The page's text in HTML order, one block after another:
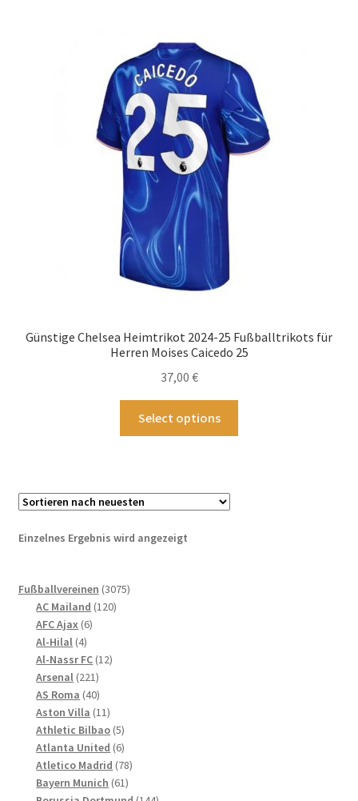
Günstige Chelsea Heimtrikot 2024-25 Fußballtrikots für
Herren Moises Caicedo 25
37,00 €
Select options
Einzelnes Ergebnis wird angezeigt
Fußballvereinen 30753075
AC Mailand 120120
AFC Ajax 66
Al-Hilal 44
Produkte
Al-Nassr FC 1212
Arsenal 221221
Produkte
AS Roma 4040
Produkte
Aston Villa 1111
Produkte
Athletic Bilbao 55
Produkte
Atlanta United 66
Produkte
Atletico Madrid 7878
Bayern Munich 6161